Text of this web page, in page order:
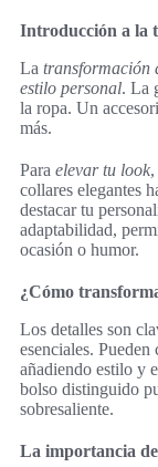
Introducción a la
La transformación
estilo personal. La
la ropa. Un
más.
Para elevar tu look
collares elegantes
destacar tu
adaptabilidad,
ocasión o humor.
¿Cómo
Los detalles son
esenciales.
añadiendo estilo y
bolso distinguido
sobresaliente.
La importancia de